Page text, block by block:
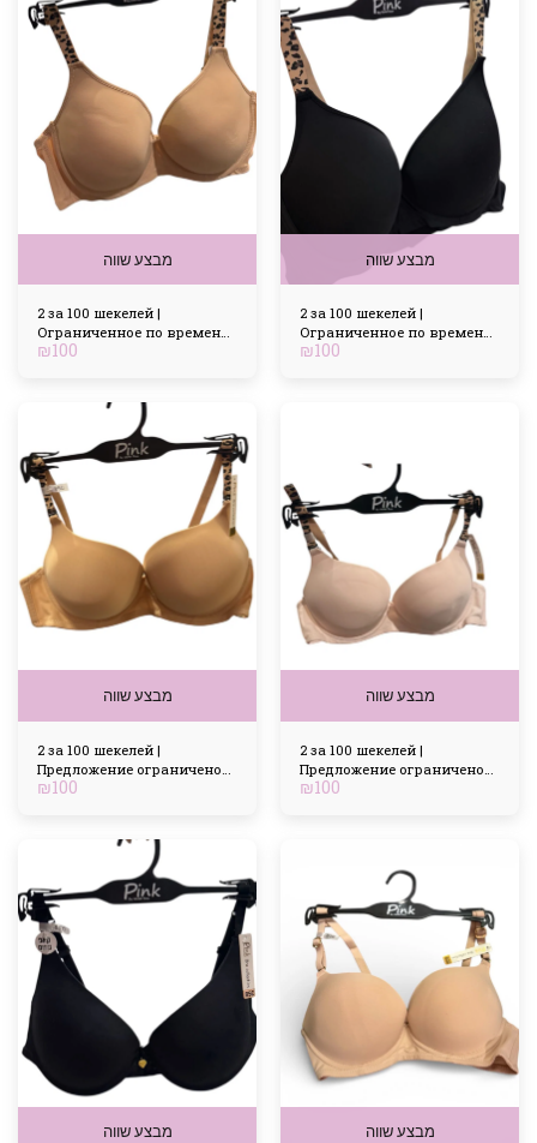
מבצע שווה
2 за 100 шекелей |
Ограниченное по времени
предложение | Большие
₪100
מבצע שווה
2 за 100 шекелей |
Ограниченное по времени
предложение | Большие
₪100
מבצע שווה
2 за 100 шекелей |
Предложение ограничено
по времени
₪100
מבצע שווה
2 за 100 шекелей |
Предложение ограничено
по времени
₪100
מבצע שווה מבצע שווה